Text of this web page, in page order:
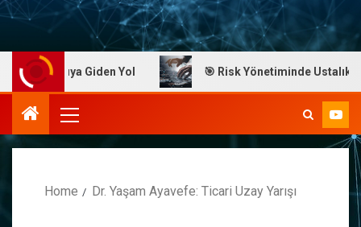
Giden Yol 🎯 Risk Yönetiminde Ustalık: Dr.
Home Dr. Yaşam Ayavefe: Ticari Uzay Yarışı